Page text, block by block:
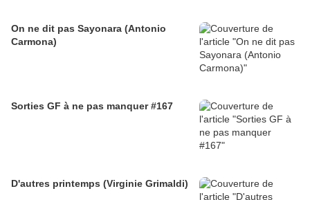
On ne dit pas Sayonara (Antonio
Carmona)
Sorties GF à ne pas manquer #167
D'autres printemps (Virginie Grimaldi)